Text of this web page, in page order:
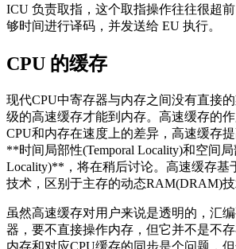
ICU 负责取指，这个取指操作往往很超
够时间进行译码，并发送给 EU 执行。
CPU 的缓存
现代CPU中寄存器与内存之间没有直接
级的高速缓存才能到内存。高速缓存的
CPU和内存在速度上的差异，高速缓存
**时间局部性(Temporal Locality)和空间局
Locality)**，将在稍后讨论。高速缓存基
技术，区别于主存的动态RAM(DRAM)技
虽然高速缓存对用户来说是透明的，汇
器，要不直接操作内存，但它并不是不